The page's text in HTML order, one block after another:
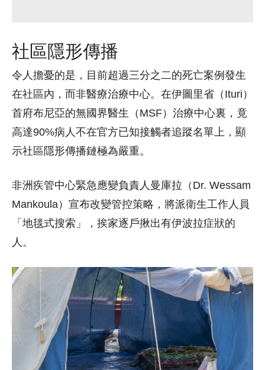
社區隱形傳播
令人擔憂的是，目前超過三分之二的死亡案例發生
在社區內，而非醫療治療中心。在伊圖里省（Ituri）
首府布尼亞的無國界醫生（MSF）治療中心裏，竟
高達90%病人不在官方已知接觸者追蹤名單上，顯
示社區隱形傳播鏈極為嚴重。
非洲疾管中心緊急應變負責人曼庫拉（Dr. Wessam
Mankoula）宣布改變管控策略，將派衛生工作人員
「地毯式搜索」，挨家逐戶揪出有伊波拉症狀的
人。